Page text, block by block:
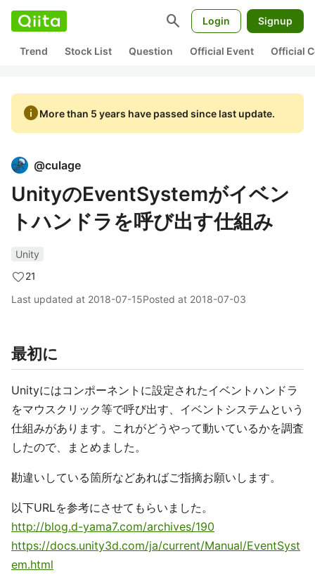
search Login Signup
Trend Stock List Question Official Event Official
infoMore than 5 years have passed since last update.
@culage
UnityのEventSystemがイベン
トハンドラを呼び出す仕組み
Unity
21
Last updated at 2018-07-15Posted at 2018-07-03
最初に
Unityにはコンポーネントに設定されたイベントハンドラ
をマウスクリック等で呼び出す、イベントシステムという
仕組みがあります。これがどうやって動いているかを調査
したので、まとめました。
勘違いしている箇所などあればご指摘お願いします。
以下URLを参考にさせてもらいました。
http://blog.d-yama7.com/archives/190
https://docs.unity3d.com/ja/current/Manual/EventSyst
em.html